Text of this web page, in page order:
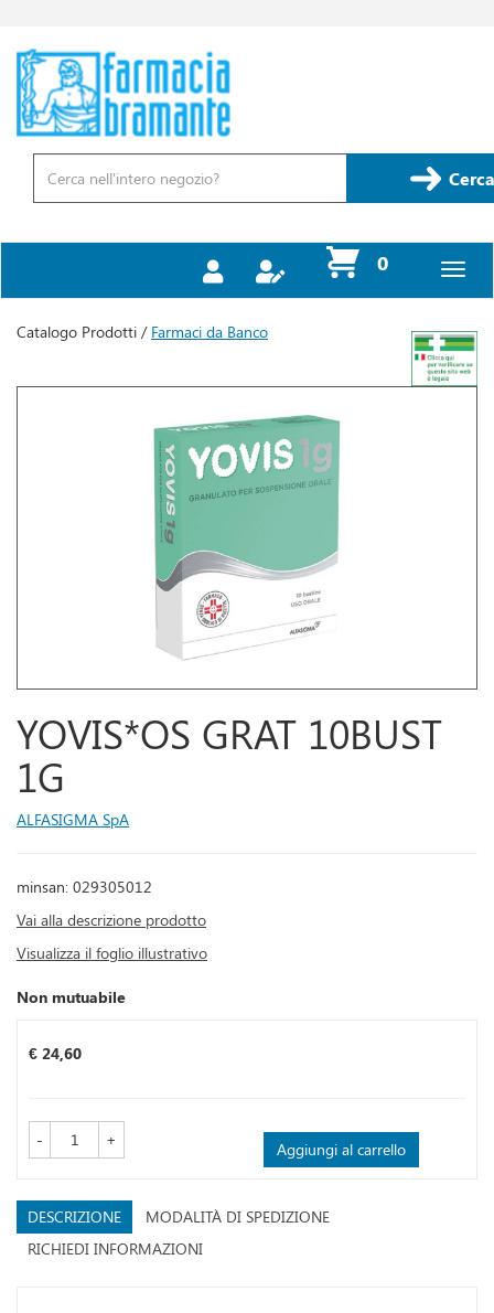
contenuto
principale
Farmacia
Bramante
Prodotto
0prodotti
inseriti
Catalogo Prodotti / Farmaci da Banco
YOVIS*OS GRAT 10BUST
1G
ALFASIGMA SpA
minsan: 029305012
Vai alla descrizione prodotto
Visualizza il foglio illustrativo
Non mutuabile
Prezzo
€ 24,60
- + Aggiungi al carrello
DESCRIZIONE
MODALITÀ DI SPEDIZIONE
RICHIEDI INFORMAZIONI